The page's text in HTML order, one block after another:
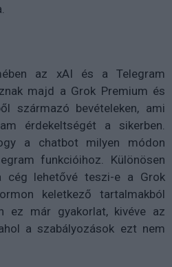
az xAI és a Telegram
majd a Grok Premium és
származó bevételeken, ami
érdekeltségét a sikerben.
a chatbot milyen módon
funkcióihoz. Különösen
cég lehetővé teszi-e a Grok
keletkező tartalmakból
ez már gyakorlat, kivéve az
a szabályozások ezt nem